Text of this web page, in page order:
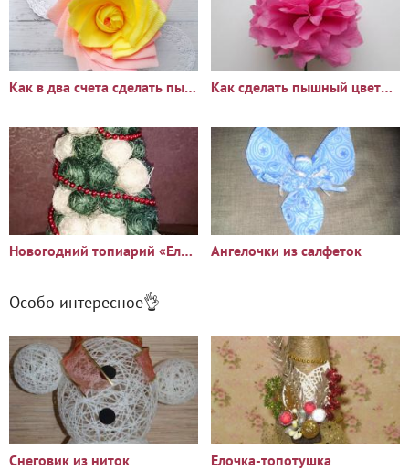
Как в два счета сделать пышный цветок из бумажных салфеток и Как сделать пышный цветок из бумажных салфеток
Новогодний топиарий «Елочка» Ангелочки из салфеток
Особо интересное👌
Снеговик из ниток Елочка-топотушка